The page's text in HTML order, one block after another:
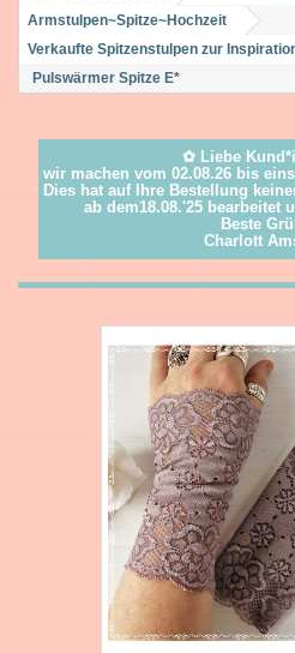
Armstulpen~Spitze~Hochzeit
Verkaufte Spitzenstulpen zur
Pulswärmer Spitze E*
✿ Liebe
wir machen vom 02.08.26 bis
Dies hat auf Ihre Bestellung
ab dem18.08.'25 bearbeitet
Beste
Charlott